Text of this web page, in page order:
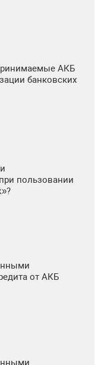
АКБ
банковских
пользовании
от АКБ